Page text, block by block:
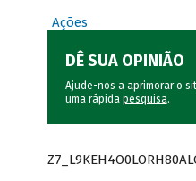
Ações
DÊ SUA OPINIÃO
Ajude-nos a aprimorar o
uma rápida pesquisa.